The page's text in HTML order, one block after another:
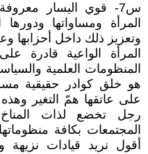
س7- قوي اليسار
المرأة ومساواتها
وتعزيز ذلك داخل أحزابها
المرأة الواعية قادرة
المنظومات العلمية
هو خلق كوادر حقيقية
على عاتقها همّ التغير
رجل تخضع لذات
المجتمعات بكافة منظوماتها
أقول نريد قيادات